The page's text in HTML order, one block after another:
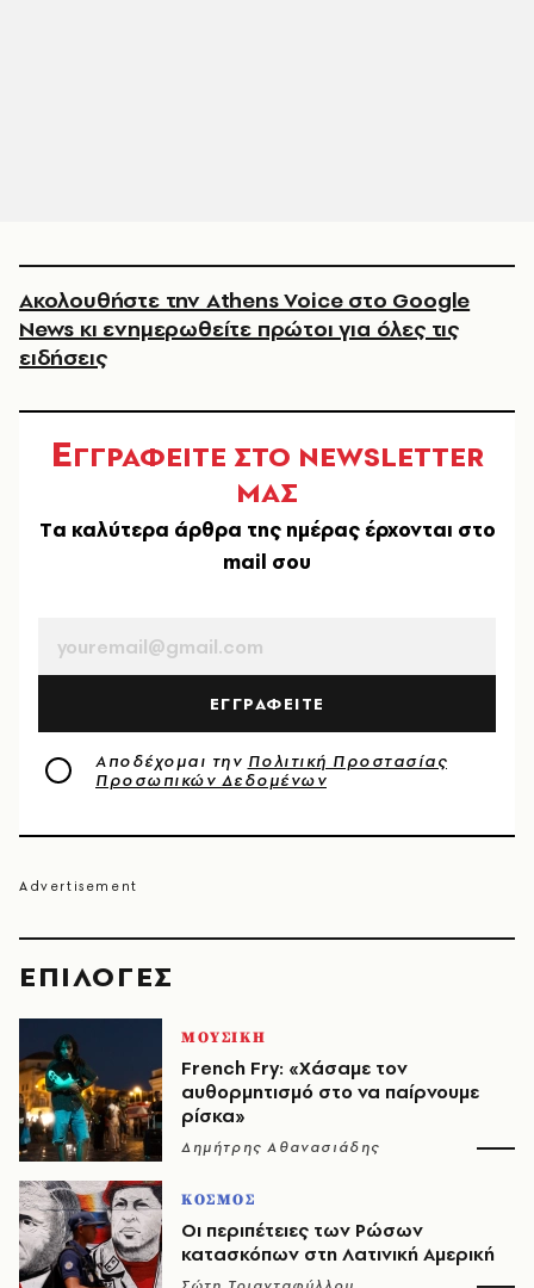
EΠΙΛΟΓΈΣ
ΜΟΥΣΙΚΗ
French Fry: «Χάσαμε τον
αυθορμητισμό στο να παίρνουμε
ρίσκα»
Δημήτρης Αθανασιάδης
ΚΟΣΜΟΣ
Οι περιπέτειες των Ρώσων
κατασκόπων στη Λατινική Αμερική
Ακολουθήστε την Athens Voice στο Google
News κι ενημερωθείτε πρώτοι για όλες τις
ειδήσεις
ΕΓΓΡΑΦΕΙΤΕ ΣΤΟ NEWSLETTER
ΜΑΣ
Tα καλύτερα άρθρα της ημέρας έρχονται στο
mail σου
ΕΓΓΡΑΦΕΙΤΕ
Αποδέχομαι την Πολιτική Προστασίας
Προσωπικών Δεδομένων